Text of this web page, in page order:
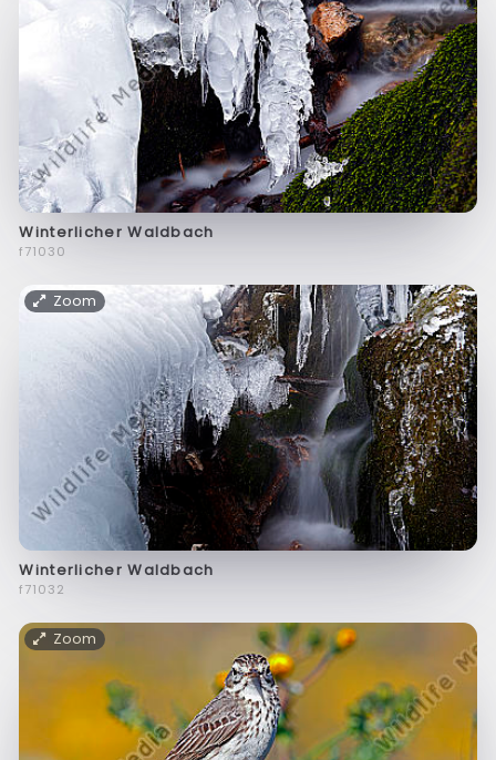
Winterlicher Waldbach
f71030
Zoom
Winterlicher Waldbach
f71032
Zoom